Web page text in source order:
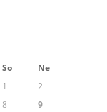
So
Ne
1
2
8
9